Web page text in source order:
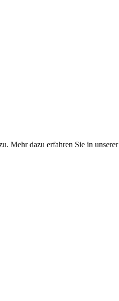
Mehr dazu erfahren Sie in unserer